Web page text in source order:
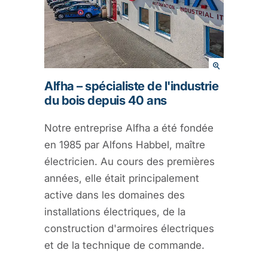
Alfha – spécialiste de l'industrie
du bois depuis 40 ans
Notre entreprise Alfha a été fondée
en 1985 par Alfons Habbel, maître
électricien. Au cours des premières
années, elle était principalement
active dans les domaines des
installations électriques, de la
construction d'armoires électriques
et de la technique de commande.